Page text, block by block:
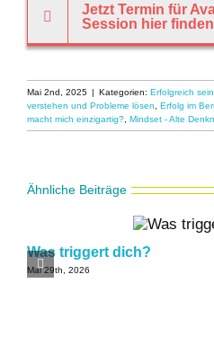
Jetzt Termin für
Session hier finden
Mai 2nd, 2025 | Kategorien: Erfolgreich
verstehen und Probleme lösen
Erfolg im
macht mich einzigartig? Mindset - Alte
Ähnliche Beiträge
Was triggert dich?
Mai 29th, 2026